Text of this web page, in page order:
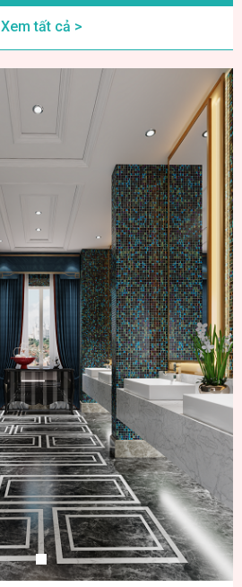
Xem tất cả >